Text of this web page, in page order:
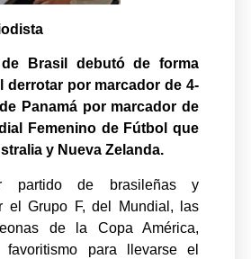
Brasil debutó de forma
derrotar por marcador de 4-
Panamá por marcador de
Femenino de Fútbol que
y Nueva Zelanda.
partido de brasileñas y
el Grupo F, del Mundial, las
de la Copa América,
favoritismo para llevarse el